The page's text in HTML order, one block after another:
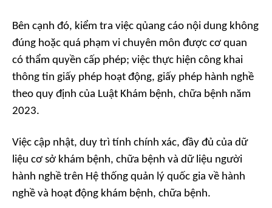
Bên cạnh đó, kiểm tra việc qủang cáo nội dung không
đúng hoặc quá phạm vi chuyên môn được cơ quan
có thẩm quyền cấp phép; việc thực hiện công khai
thông tin giấy phép hoạt động, giấy phép hành nghề
theo quy định của Luật Khám bệnh, chữa bệnh năm
2023.
Việc cập nhật, duy trì tính chính xác, đầy đủ của dữ
liệu cơ sở khám bệnh, chữa bệnh và dữ liệu người
hành nghề trên Hệ thống quản lý quốc gia về hành
nghề và hoạt động khám bệnh, chữa bệnh.